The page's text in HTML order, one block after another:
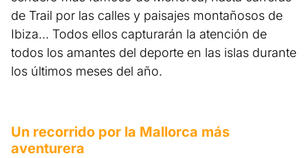
de Trail por las calles y paisajes montañosos de
Ibiza… Todos ellos capturarán la atención de
todos los amantes del deporte en las islas durante
los últimos meses del año.
Un recorrido por la Mallorca más
aventurera